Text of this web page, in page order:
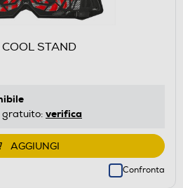
STAND
gratuito: verifica
AGGIUNGI
Confronta